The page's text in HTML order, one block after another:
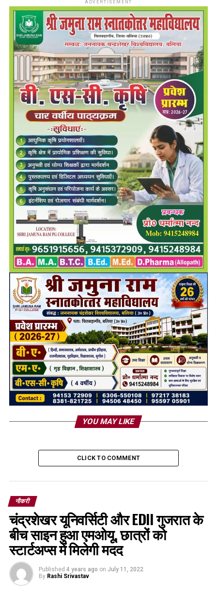
ADVERTISEMENT
YOU MAY LIKE
CLICK TO COMMENT
नौकरी
चंद्रशेखर यूनिवर्सिटी और EDII गुजरात के
बीच साइन हुआ एमओयू, छात्रों को
स्टार्टअप्स में मिलेगी मदद
Published 4 years ago on July 11, 2022
By Rashi Srivastav